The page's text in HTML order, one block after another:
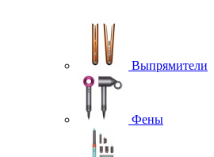
Выпрямители
Фены